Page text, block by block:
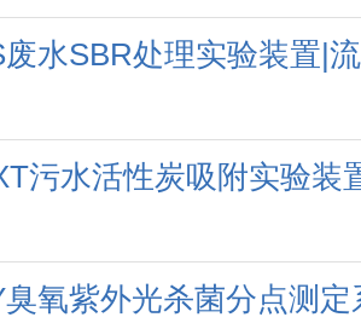
水SBR处理实验装置|
污水活性炭吸附实验装
氧紫外光杀菌分点测